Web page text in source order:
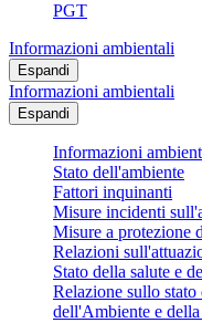
PGT
Informazioni ambientali
Espandi
Informazioni ambientali
Espandi
Informazioni
Stato dell'ambiente
Fattori inquinanti
Misure incidenti
Misure a protezione
Relazioni
Stato della salute e
Relazione sullo
dell'Ambiente e